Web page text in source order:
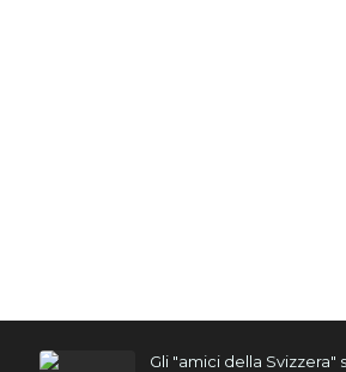
Gli "amici della Svizzera"